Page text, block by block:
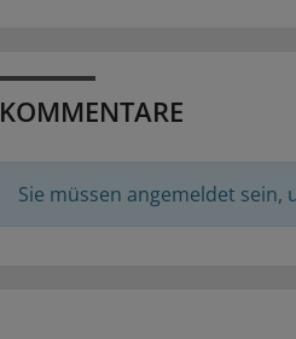
KOMMENTARE
Sie müssen angemeldet